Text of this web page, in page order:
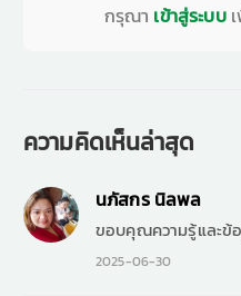
กรุณา เข้าสู่ระบบ
ความคิดเห็นล่าสุด
นภัสกร นิลพล
ขอบคุณความรู้และข้
2025-06-30